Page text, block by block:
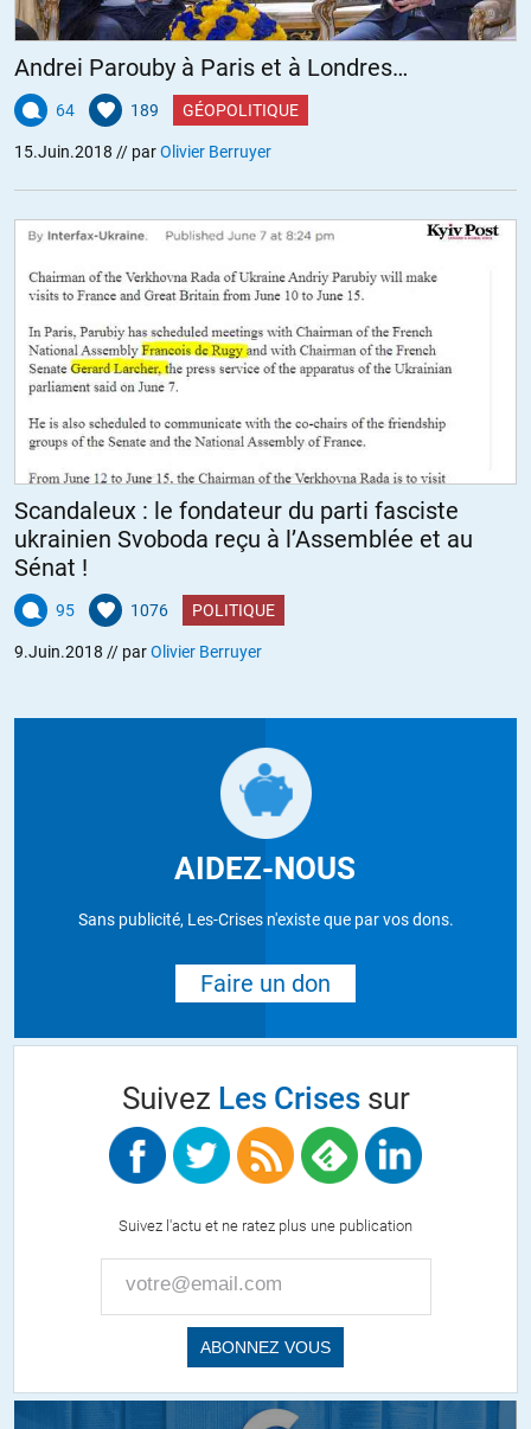
Andrei Parouby à Paris et à Londres…
64 189 GÉOPOLITIQUE
15.Juin.2018 // parOlivier Berruyer
Scandaleux : le fondateur du parti fasciste
ukrainien Svoboda reçu à l’Assemblée et au
Sénat !
95 1076 POLITIQUE
9.Juin.2018 // parOlivier Berruyer
AIDEZ-NOUS
Sans publicité, Les-Crises n'existe que par vos dons.
Faire un don
Suivez Les Crisessur
Suivez l'actu et ne ratez plus une publication